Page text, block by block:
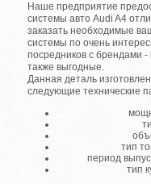
Наше предприятие
системы авто Audi A4
заказать необходимые
системы по очень
посредников с брендами
также выгодные.
Данная деталь
следующие технические
тип
период
тип